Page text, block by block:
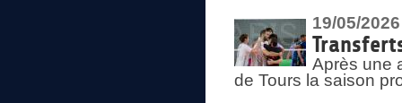
19/05/2026
Après une
de Tours la saison